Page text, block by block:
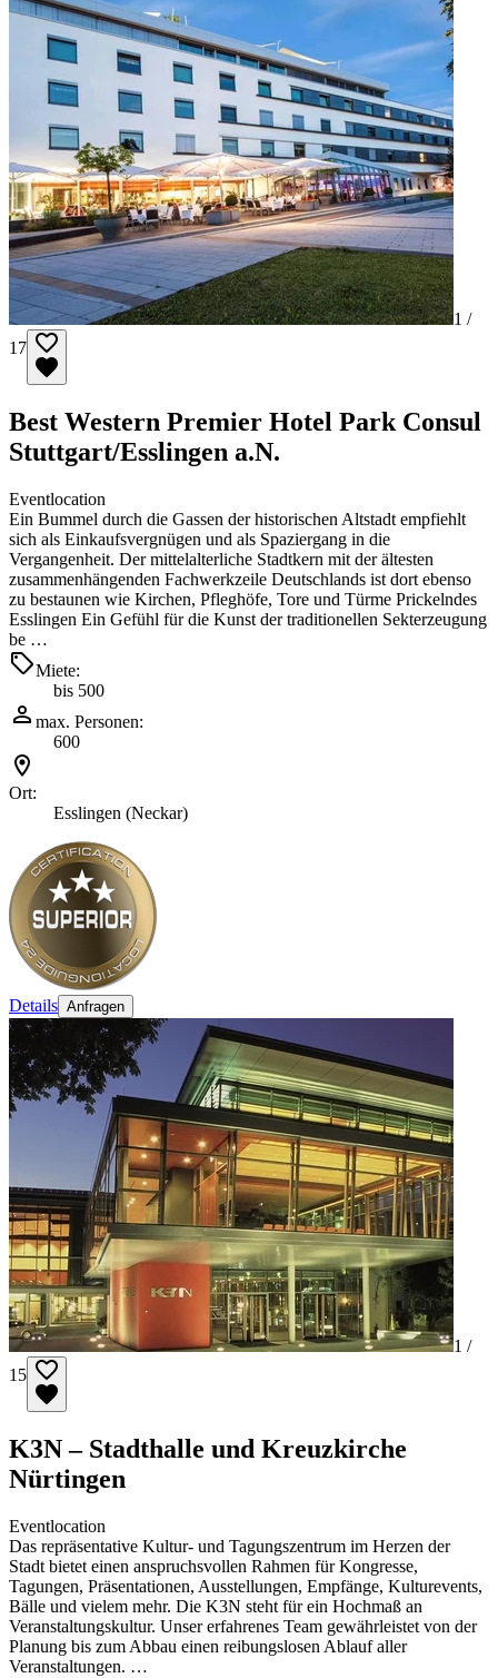
1 /
17
Best Western Premier Hotel Park Consul
Stuttgart/Esslingen a.N.
Eventlocation
Ein Bummel durch die Gassen der historischen Altstadt empfiehlt
sich als Einkaufsvergnügen und als Spaziergang in die
Vergangenheit. Der mittelalterliche Stadtkern mit der ältesten
zusammenhängenden Fachwerkzeile Deutschlands ist dort ebenso
zu bestaunen wie Kirchen, Pfleghöfe, Tore und Türme Prickelndes
Esslingen Ein Gefühl für die Kunst der traditionellen Sekterzeugung
be …
Miete:
bis 500
max. Personen:
600
Ort:
Esslingen (Neckar)
Details Anfragen
1 /
15
K3N – Stadthalle und Kreuzkirche
Nürtingen
Eventlocation
Das repräsentative Kultur- und Tagungszentrum im Herzen der
Stadt bietet einen anspruchsvollen Rahmen für Kongresse,
Tagungen, Präsentationen, Ausstellungen, Empfänge, Kulturevents,
Bälle und vielem mehr. Die K3N steht für ein Hochmaß an
Veranstaltungskultur. Unser erfahrenes Team gewährleistet von der
Planung bis zum Abbau einen reibungslosen Ablauf aller
Veranstaltungen. …